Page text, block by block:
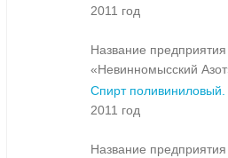
2011 год
Название предприятия
«Невинномысский
Спирт
2011 год
Название предприятия